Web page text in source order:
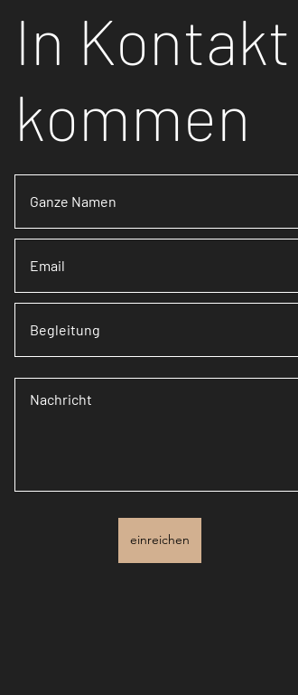
In Kontakt
kommen
einreichen